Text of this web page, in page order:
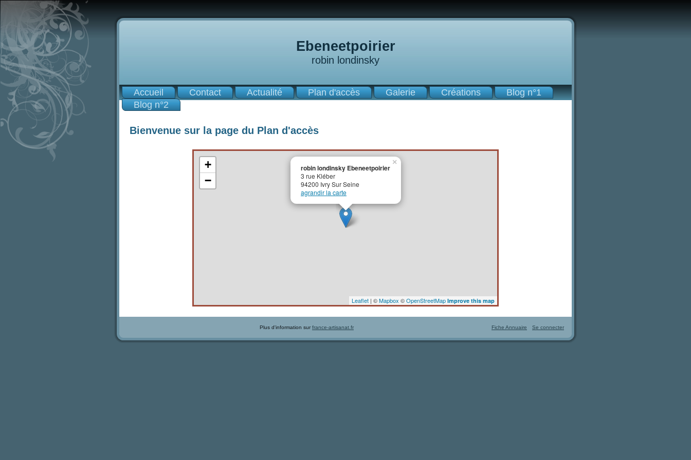
Ebeneetpoirier
robin londinsky
Accueil Contact Actualité Plan d'accès Galerie Créations
Blog n°1
Blog n°2
Bienvenue sur la page du Plan d'accès
robin londinsky Ebeneetpoirier
3 rue Kléber
94200 Ivry Sur Seine
agrandir la carte
×
+
−
Leaflet | ©Mapbox ©OpenStreetMap Improve this map
Plus d'information sur france-artisanat.fr Se connecter
Fiche Annuaire